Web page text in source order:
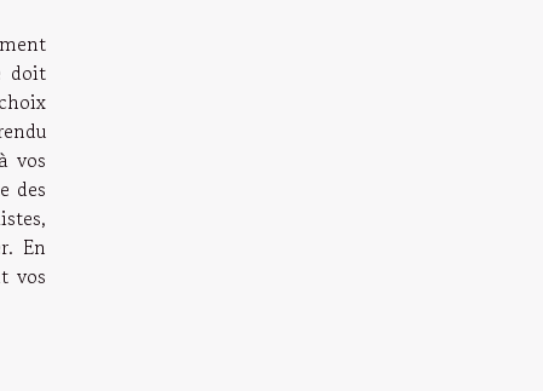
doit
vos
des
En
vos